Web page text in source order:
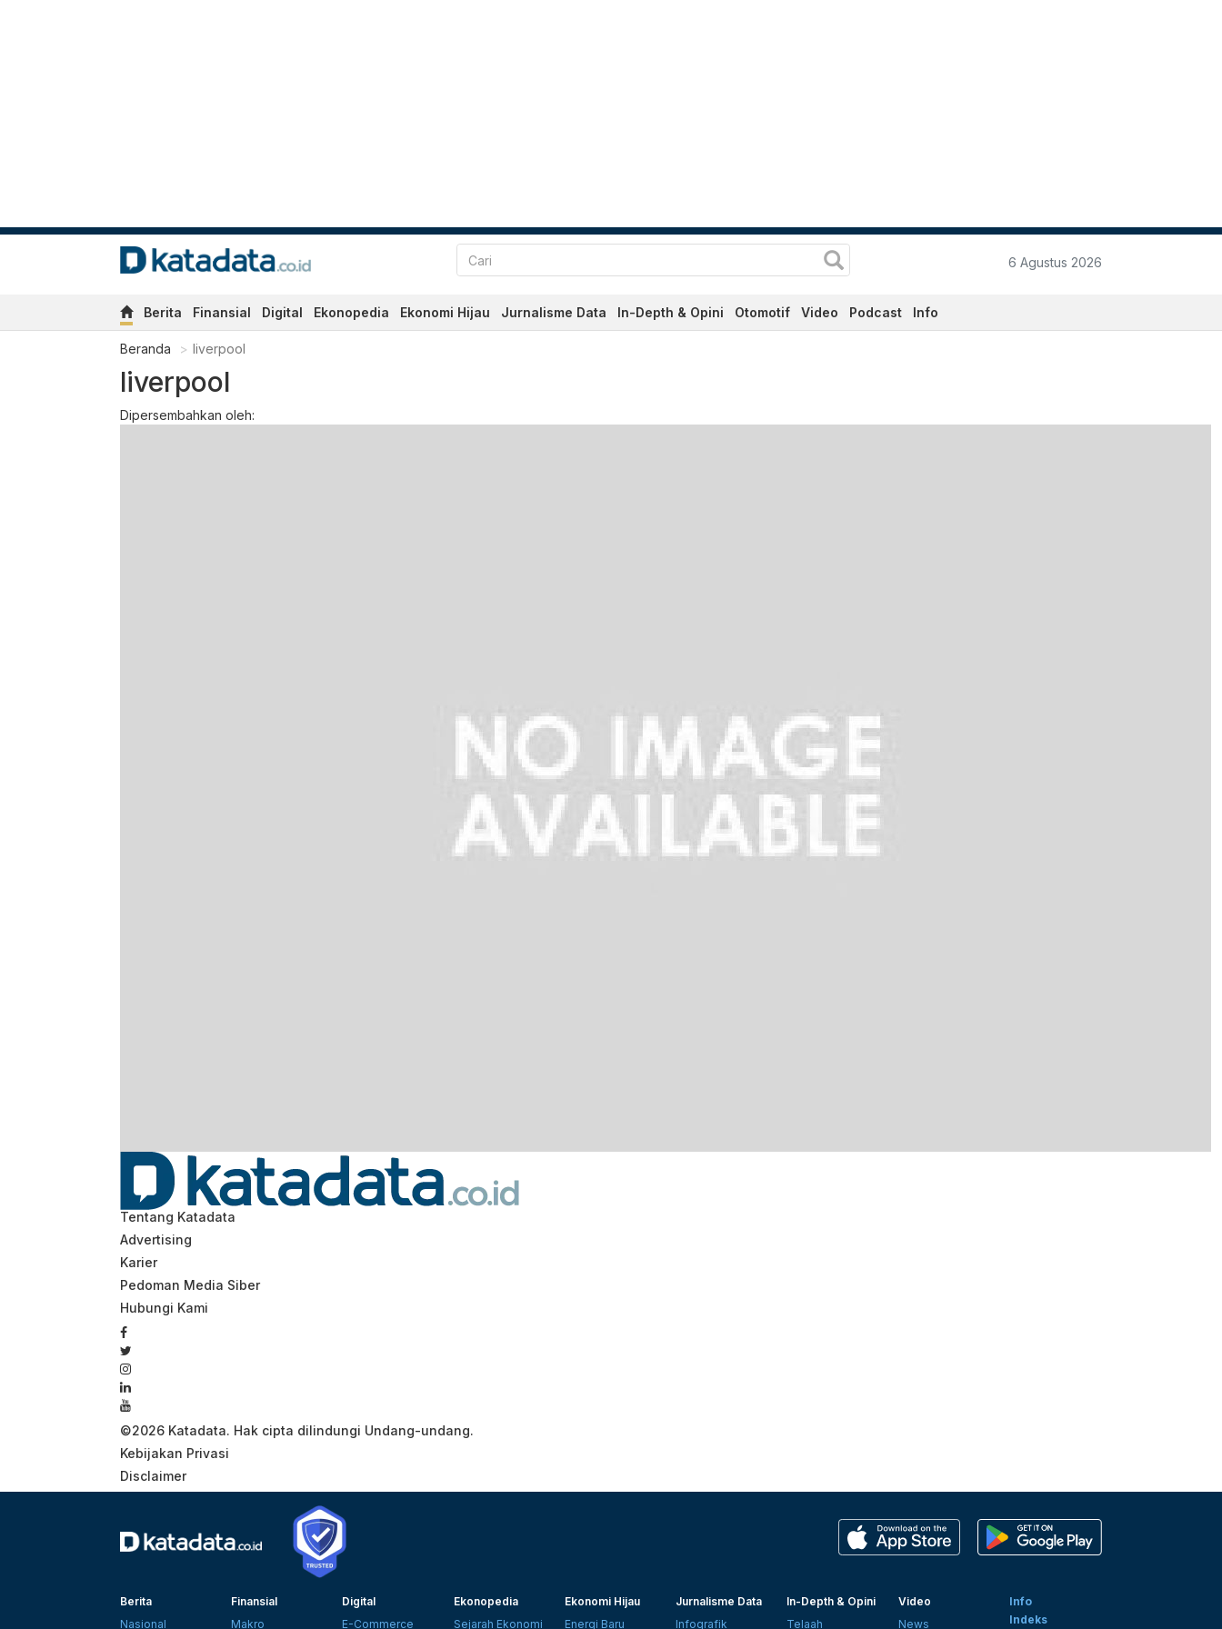
6 Agustus 2026
Berita Finansial Digital Ekonopedia Ekonomi Hijau Jurnalisme Data In-Depth & Opini Otomotif Video Podcast Info
Beranda liverpool
liverpool
Dipersembahkan oleh:
Tentang Katadata
Advertising
Karier
Pedoman Media Siber
Hubungi Kami
©2026 Katadata. Hak cipta dilindungi Undang-undang.
Kebijakan Privasi
Disclaimer
Berita
Nasional
Finansial
Makro
Digital
E-Commerce
Ekonopedia
Sejarah Ekonomi
Ekonomi Hijau
Energi Baru
Jurnalisme Data
Infografik
In-Depth & Opini
Telaah
Video
News
Info
Indeks